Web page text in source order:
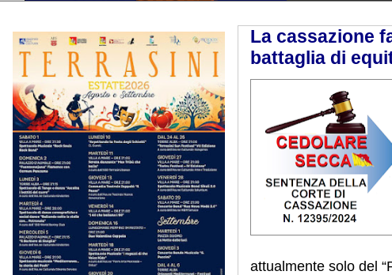
La cassazione
battaglia di
attualmente solo del